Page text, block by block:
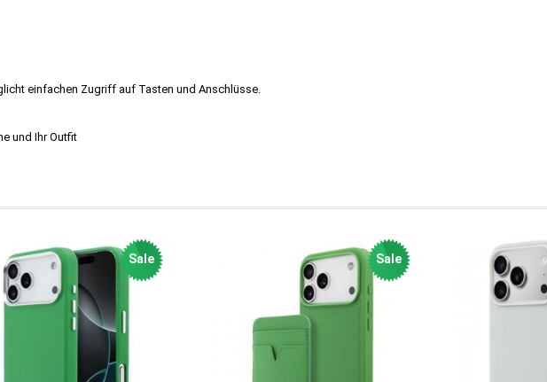
einfachen Zugriff auf Tasten und Anschlüsse.
und Ihr Outfit
Sale Sale